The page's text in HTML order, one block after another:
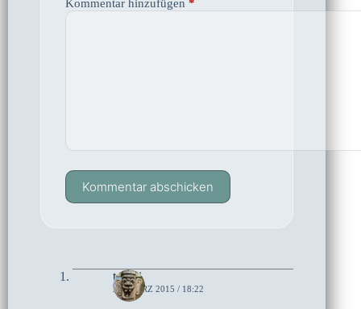
Kommentar hinzufügen *
Kommentar abschicken
tonari
28. MÄRZ 2015 / 18:22